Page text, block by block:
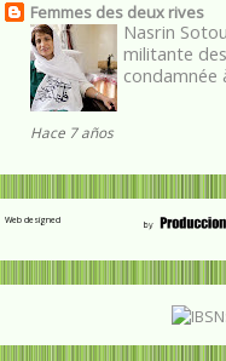
Femmes des deux rives
Nasrin
militante
condamnée
Hace 7 años
Web designed